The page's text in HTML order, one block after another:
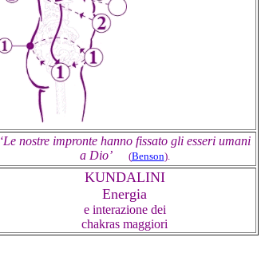
‘Le nostre impronte hanno fissato gli esseri umani
a Dio’
(Benson).
KUNDALINI
Energia
e interazione dei
chakras maggiori